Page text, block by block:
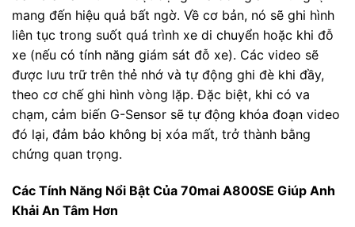
mang đến hiệu quả bất ngờ. Về cơ bản, nó sẽ ghi hình
liên tục trong suốt quá trình xe di chuyển hoặc khi đỗ
xe (nếu có tính năng giám sát đỗ xe). Các video sẽ
được lưu trữ trên thẻ nhớ và tự động ghi đè khi đầy,
theo cơ chế ghi hình vòng lặp. Đặc biệt, khi có va
chạm, cảm biến G-Sensor sẽ tự động khóa đoạn video
đó lại, đảm bảo không bị xóa mất, trở thành bằng
chứng quan trọng.
Các Tính Năng Nổi Bật Của 70mai A800SE Giúp Anh
Khải An Tâm Hơn